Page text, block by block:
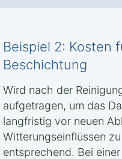
Beispiel 2: Kosten
Beschichtung
Wird nach der
aufgetragen, um das
langfristig vor neuen
Witterungseinflüssen
entsprechend. Bei